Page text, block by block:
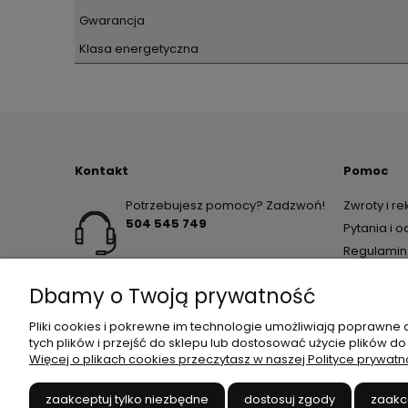
Gwarancja
Klasa energetyczna
Kontakt
Potrzebujesz pomocy? Zadzwoń!
504 545 749
Pomoc
Zwroty i
Pytania i
Regulamin
Dbamy o Twoją prywatność
Pliki cookies i pokrewne im technologie umożliwiają
tych plików i przejść do sklepu lub dostosować użycie plików
Więcej o plikach cookies przeczytasz w naszej Polityce
zaakceptuj tylko niezbędne dostosuj zgody